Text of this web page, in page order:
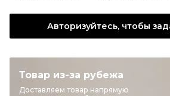
Авторизуйтесь, чтобы
Товар из-за рубежа
Доставляем товар напрямую